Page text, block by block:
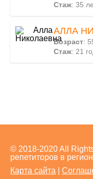
Стаж: 35
АЛЛА
Возраст:
Стаж: 21
© 2018-2020 All
репетиторов в
Карта сайта